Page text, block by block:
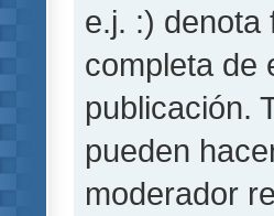
e.j. :) denota
completa de
publicación.
pueden
moderador